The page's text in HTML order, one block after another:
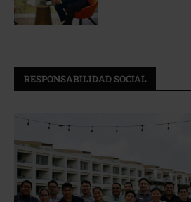
RESPONSABILIDAD SOCIAL